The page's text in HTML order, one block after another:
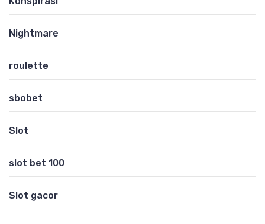
Nightmare
roulette
sbobet
Slot
slot bet 100
Slot gacor